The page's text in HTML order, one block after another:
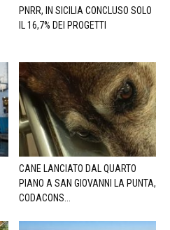
PNRR, IN SICILIA CONCLUSO SOLO
IL 16,7% DEI PROGETTI
CANE LANCIATO DAL QUARTO
PIANO A SAN GIOVANNI LA PUNTA,
CODACONS...